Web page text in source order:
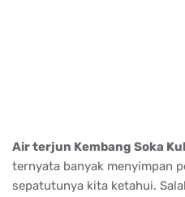
Air terjun Kembang Soka
ternyata banyak menyimpan
sepatutunya kita ketahui.